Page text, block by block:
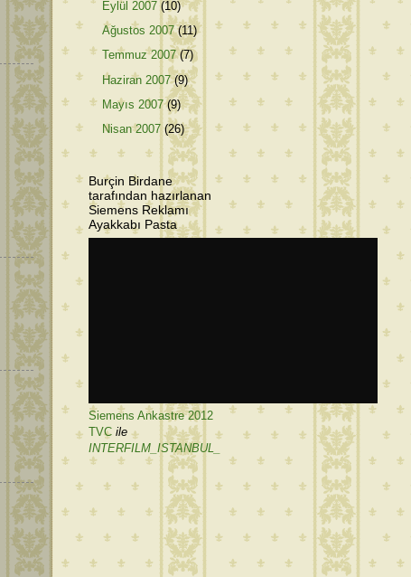
Eylül 2007(10)
Ağustos 2007(11)
Temmuz 2007(7)
Haziran 2007(9)
Mayıs 2007(9)
Nisan 2007(26)
Burçin Birdane
tarafından hazırlanan
Siemens Reklamı
Ayakkabı Pasta
Siemens Ankastre 2012
TVC ile
INTERFILM_ISTANBUL_